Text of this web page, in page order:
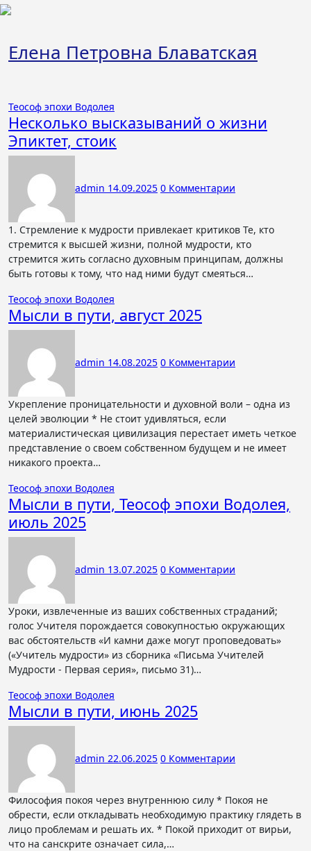
Перейти
Елена Петровна Блаватская
Теософ эпохи Водолея
Несколько высказываний о жизни
Эпиктет, стоик
admin 14.09.2025 0 Комментарии
1. Стремление к мудрости привлекает критиков Те, кто
стремится к высшей жизни, полной мудрости, кто
стремится жить согласно духовным принципам, должны
быть готовы к тому, что над ними будут смеяться…
Теософ эпохи Водолея
Мысли в пути, август 2025
admin 14.08.2025 0 Комментарии
Укрепление проницательности и духовной воли – одна из
целей эволюции * Не стоит удивляться, если
материалистическая цивилизация перестает иметь четкое
представление о своем собственном будущем и не имеет
никакого проекта…
Теософ эпохи Водолея
Мысли в пути, Теософ эпохи Водолея,
июль 2025
admin 13.07.2025 0 Комментарии
Уроки, извлеченные из ваших собственных страданий;
голос Учителя порождается совокупностью окружающих
вас обстоятельств «И камни даже могут проповедовать»
(«Учитель мудрости» из сборника «Письма Учителей
Мудрости - Первая серия», письмо 31)…
Теософ эпохи Водолея
Мысли в пути, июнь 2025
admin 22.06.2025 0 Комментарии
Философия покоя через внутреннюю силу * Покоя не
обрести, если откладывать необходимую практику глядеть в
лицо проблемам и решать их. * Покой приходит от вирьи,
что на санскрите означает сила,…